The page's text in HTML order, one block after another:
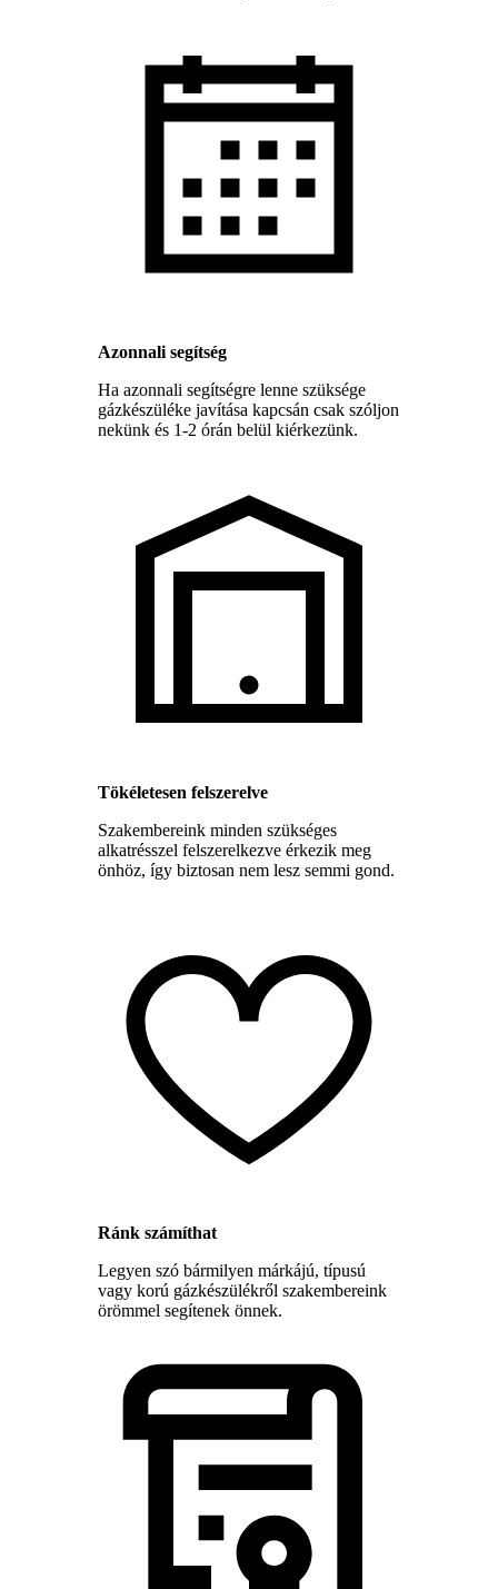
Azonnali segítség
Ha azonnali segítségre lenne szüksége
gázkészüléke javítása kapcsán csak szóljon
nekünk és 1-2 órán belül kiérkezünk.
Tökéletesen felszerelve
Szakembereink minden szükséges
alkatrésszel felszerelkezve érkezik meg
önhöz, így biztosan nem lesz semmi gond.
Ránk számíthat
Legyen szó bármilyen márkájú, típusú
vagy korú gázkészülékről szakembereink
örömmel segítenek önnek.